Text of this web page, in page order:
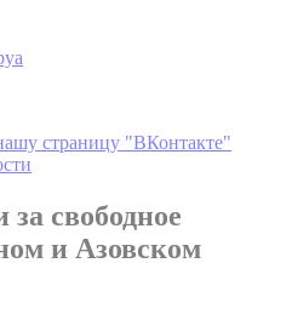
страницу "ВКонтакте"
свободное
и Азовском